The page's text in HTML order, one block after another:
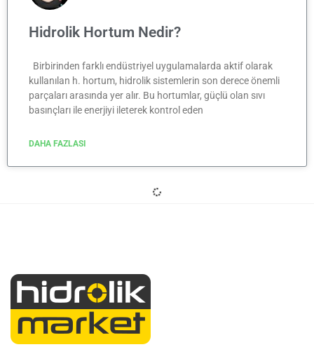
Hidrolik Hortum Nedir?
Birbirinden farklı endüstriyel uygulamalarda aktif olarak
kullanılan h. hortum, hidrolik sistemlerin son derece önemli
parçaları arasında yer alır. Bu hortumlar, güçlü olan sıvı
basınçları ile enerjiyi ileterek kontrol eden
DAHA FAZLASI